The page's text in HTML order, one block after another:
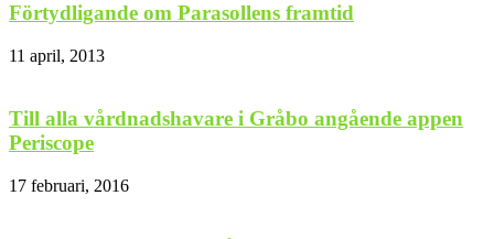
Förtydligande om Parasollens framtid
11 april, 2013
Till alla vårdnadshavare i Gråbo angående appen
Periscope
17 februari, 2016